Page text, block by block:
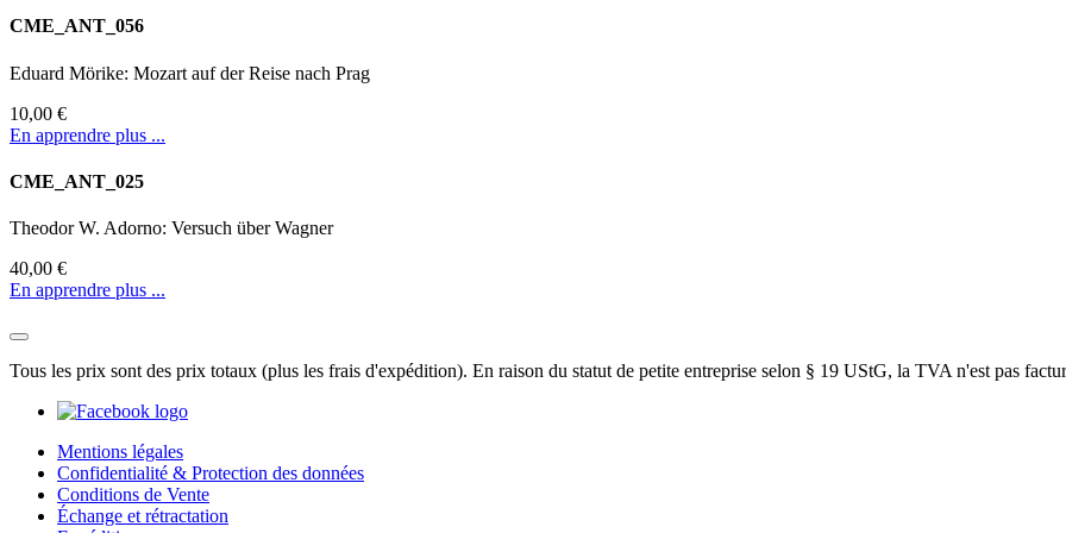
CME_ANT_056
Eduard Mörike: Mozart auf der Reise nach Prag
10,00 €
En apprendre plus ...
CME_ANT_025
Theodor W. Adorno: Versuch über Wagner
40,00 €
En apprendre plus ...
Tous les prix sont des prix totaux (plus les frais d'expédition). En raison du statut de petite entreprise selon § 19 UStG, la TVA n'est pas
Mentions légales
Confidentialité & Protection des données
Conditions de Vente
Échange et rétractation